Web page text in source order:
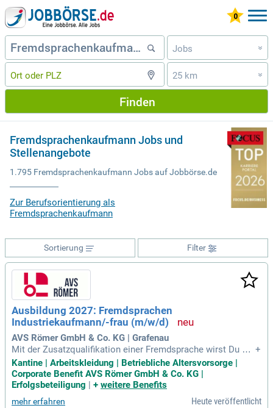
Jobs »
25 km »
Finden
Fremdsprachenkaufmann Jobs und
Stellenangebote
1.795 Fremdsprachenkaufmann Jobs auf Jobbörse.de
Zur Berufsorientierung als
Fremdsprachenkaufmann
Filter
Sortierung
Ausbildung 2027: Fremdsprachen
Industriekaufmann/-frau (m/w/d)
AVS Römer GmbH & Co. KG | Grafenau
Mit der Zusatzqualifikation einer Fremdsprache wirst Du au
ßerdem fit für den internationalen Geschäftsalltag – ein ech
tes Plus für Deine Karriere!
+
Kantine | Arbeitskleidung | Betriebliche Altersvorsorge |
Corporate Benefit AVS Römer GmbH & Co. KG |
Erfolgsbeteiligung
+ weitere Benefits
mehr erfahren Heute veröffentlicht